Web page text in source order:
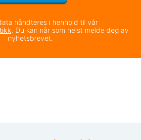
håndteres i henhold til vår
. Du kan når som helst melde deg av
nyhetsbrevet.